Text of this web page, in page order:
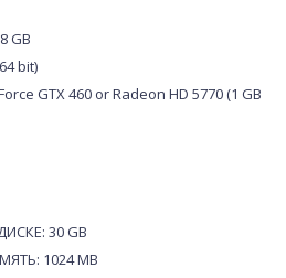
GB
bit)
GTX 460 or Radeon HD 5770 (1 GB
30 GB
1024 MB